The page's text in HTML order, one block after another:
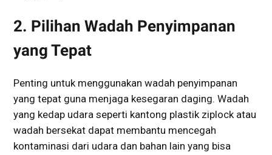
2. Pilihan Wadah Penyimpanan
yang Tepat
Penting untuk menggunakan wadah penyimpanan
yang tepat guna menjaga kesegaran daging. Wadah
yang kedap udara seperti kantong plastik ziplock atau
wadah bersekat dapat membantu mencegah
kontaminasi dari udara dan bahan lain yang bisa